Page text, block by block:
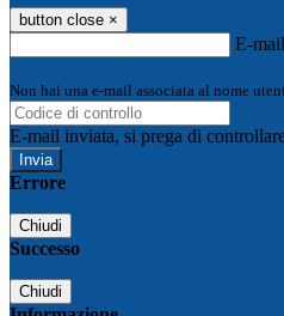
button close ×
E-mail
Non hai una e-mail associata al nome
E-mail inviata, si prega di
Errore
Chiudi
Successo
Chiudi